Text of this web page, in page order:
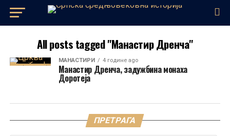
All posts tagged "Манастир Дренча"
МАНАСТИРИ 4 године ago
Манастир Дренча, задужбина монаха
Доротеја
ПРЕТРАГА